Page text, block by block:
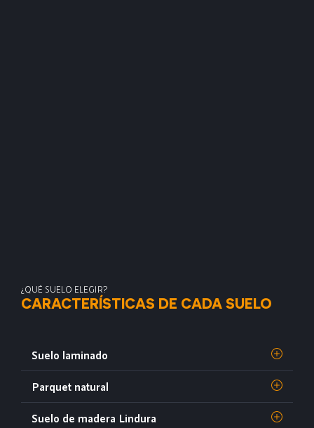
¿QUÉ SUELO ELEGIR?
CARACTERÍSTICAS DE CADA SUELO
Suelo laminado
Parquet natural
Suelo de madera Lindura